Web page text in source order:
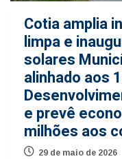
Cotia amplia
limpa e
solares
alinhado aos
e prevê
milhões aos
29 de maio de 2026